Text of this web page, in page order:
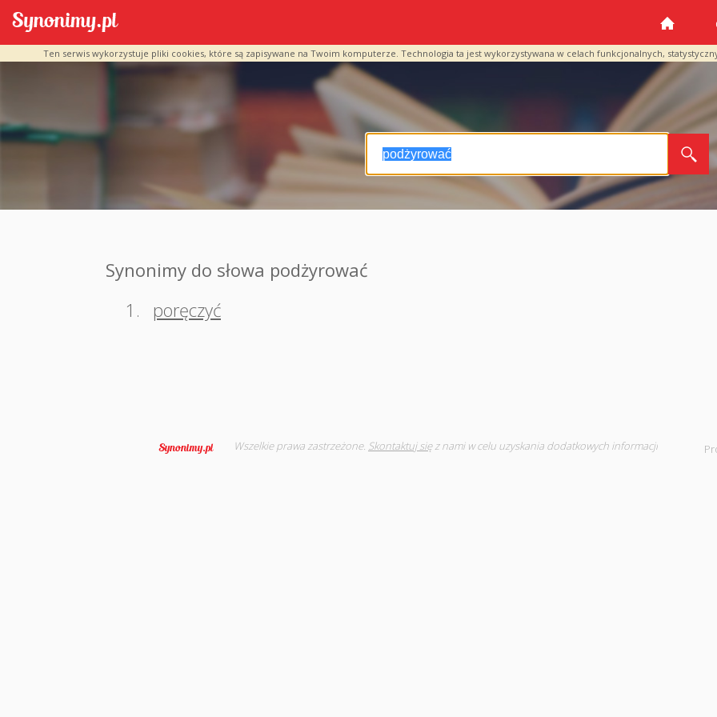
Ten serwis wykorzystuje pliki cookies, które są zapisywane na Twoim komputerze. Technologia ta jest wykorzystywana w celach funkcjonalnych,
Synonimy do słowa podżyrować
1.
poręczyć
Wszelkie prawa zastrzeżone. Skontaktuj sięz nami w celu uzyskania dodatkowych informacji